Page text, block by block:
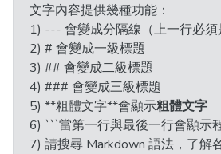
文字內容提供幾種功能：
1) --- 會變成分隔線（上一行必須
2) # 會變成一級標題
3) ## 會變成二級標題
4) ### 會變成三級標題
5) **粗體文字**會顯示粗體文字
6) ```當第一行與最後一行會顯示
7) 請搜尋 Markdown 語法，了解